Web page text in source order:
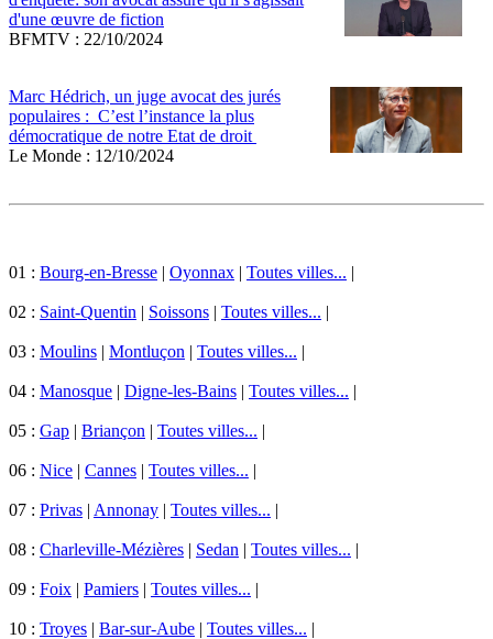
d'une œuvre de fiction
BFMTV : 22/10/2024
Marc Hédrich, un juge avocat des jurés
populaires : C’est l’instance la plus
démocratique de notre Etat de droit
Le Monde : 12/10/2024
01 : Bourg-en-Bresse | Oyonnax | Toutes villes... |
02 : Saint-Quentin | Soissons | Toutes villes... |
03 : Moulins | Montluçon | Toutes villes... |
04 : Manosque | Digne-les-Bains | Toutes villes... |
05 : Gap | Briançon | Toutes villes... |
06 : Nice | Cannes | Toutes villes... |
07 : Privas | Annonay | Toutes villes... |
08 : Charleville-Mézières | Sedan | Toutes villes... |
09 : Foix | Pamiers | Toutes villes... |
10 : Troyes | Bar-sur-Aube | Toutes villes... |